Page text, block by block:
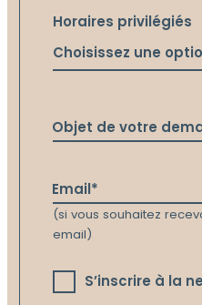
Horaires privilégiés
Objet de votre
Email*
(si vous souhaitez
email)
S’inscrire à la